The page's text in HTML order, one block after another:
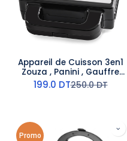
Appareil de Cuisson 3en1
Zouza , Panini , Gauffre
Lexical 1400W
199.0 DT250.0DT
Promo